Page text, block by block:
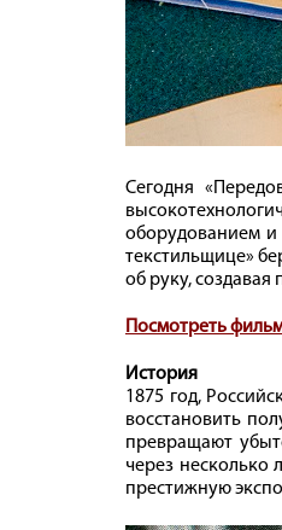
Сегодня
оборудованием и
текстильщице»
об руку,
Посмотреть
История
1875 год,
восстановить
превращают
через несколько
престижную